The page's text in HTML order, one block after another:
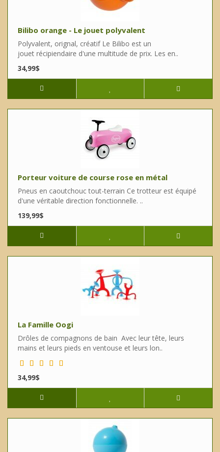
Bilibo orange - Le jouet polyvalent
Polyvalent, orignal, créatif Le Bilibo est un
jouet récipiendaire d'une multitude de prix. Les en..
34,99$
Porteur voiture de course rose en métal
Pneus en caoutchouc tout-terrain Ce trotteur est équipé
d'une véritable direction fonctionnelle. ..
139,99$
La Famille Oogi
Drôles de compagnons de bain Avec leur tête, leurs
mains et leurs pieds en ventouse et leurs lon..
34,99$